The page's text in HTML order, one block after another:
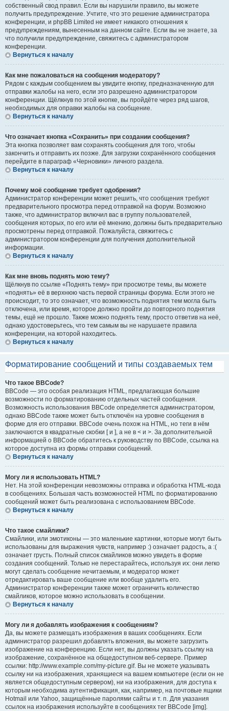
собственный свод правил. Если вы нарушили правило, вы можете
получить предупреждение. Учтите, что это решение администратора
конференции, и phpBB Limited не имеет никакого отношения к
предупреждениям, вынесенным на данном сайте. Если вы не знаете, за
что получили предупреждение, свяжитесь с администратором
конференции.
Вернуться к началу
Как мне пожаловаться на сообщения модератору?
Рядом с каждым сообщением вы увидите кнопку, предназначенную для
отправки жалобы на него, если это разрешено администратором
конференции. Щёлкнув по этой кнопке, вы пройдёте через ряд шагов,
необходимых для оправки жалобы на сообщение.
Вернуться к началу
Что означает кнопка «Сохранить» при создании сообщения?
Эта кнопка позволяет вам сохранять сообщения для того, чтобы
закончить и отправить их позже. Для загрузки сохранённого сообщения
перейдите в параграф «Черновики» личного раздела.
Вернуться к началу
Почему моё сообщение требует одобрения?
Администратор конференции может решить, что сообщения требуют
предварительного просмотра перед отправкой на форум. Возможно
также, что администратор включил вас в группу пользователей,
сообщения которых, по его или её мнению, должны быть предварительно
просмотрены перед отправкой. Пожалуйста, свяжитесь с
администратором конференции для получения дополнительной
информации.
Вернуться к началу
Как мне вновь поднять мою тему?
Щёлкнув по ссылке «Поднять тему» при просмотре темы, вы можете
«поднять» её в верхнюю часть первой страницы форума. Если этого не
происходит, то это означает, что возможность поднятия тем могла быть
отключена, или время, которое должно пройти до повторного поднятия
темы, ещё не прошло. Также можно поднять тему, просто ответив на неё,
однако удостоверьтесь, что тем самым вы не нарушаете правила
конференции, на которой находитесь.
Вернуться к началу
Форматирование сообщений и типы создаваемых тем
Что такое BBCode?
BBCode — это особая реализация HTML, предлагающая большие
возможности по форматированию отдельных частей сообщения.
Возможность использования BBCode определяется администратором,
однако BBCode также может быть отключён на уровне сообщения в
форме для его отправки. BBCode очень похож на HTML, но теги в нём
заключаются в квадратные скобки [ и ], а не в < и >. За дополнительной
информацией о BBCode обратитесь к руководству по BBCode, ссылка на
которое доступна из формы отправки сообщений.
Вернуться к началу
Могу ли я использовать HTML?
Нет. На этой конференции невозможны отправка и обработка HTML-кода
в сообщениях. Большая часть возможностей HTML по форматированию
сообщений может быть реализована с использованием BBCode.
Вернуться к началу
Что такое смайлики?
Смайлики, или эмотиконы — это маленькие картинки, которые могут быть
использованы для выражения чувств, например :) означает радость, а :(
означает грусть. Полный список смайликов можно увидеть в форме
создания сообщений. Только не перестарайтесь, используя их: они легко
могут сделать сообщение нечитаемым, и модератор может
отредактировать ваше сообщение или вообще удалить его.
Администратор конференции также может ограничить количество
смайликов, которое можно использовать в сообщении.
Вернуться к началу
Могу ли я добавлять изображения к сообщениям?
Да, вы можете размещать изображения в ваших сообщениях. Если
администратор разрешил добавлять вложения, вы можете загрузить
изображение на конференцию. Если нет, вы должны указать ссылку на
изображение, сохранённое на общедоступном веб-сервере. Пример
ссылки: http://www.example.com/my-picture.gif. Вы не можете указывать
ссылку ни на изображения, хранящиеся на вашем компьютере (если он не
является общедоступным сервером), ни на изображения, для доступа к
которым необходима аутентификация, как, например, на почтовые ящики
Hotmail или Yahoo, защищённые паролями сайты и т. п. Для указания
ссылок на изображения используйте в сообщениях тег BBCode [img].